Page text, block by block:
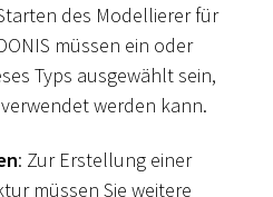
des Modellierer für
müssen ein oder
Typs ausgewählt sein,
werden kann.
: Zur Erstellung einer
müssen Sie weitere